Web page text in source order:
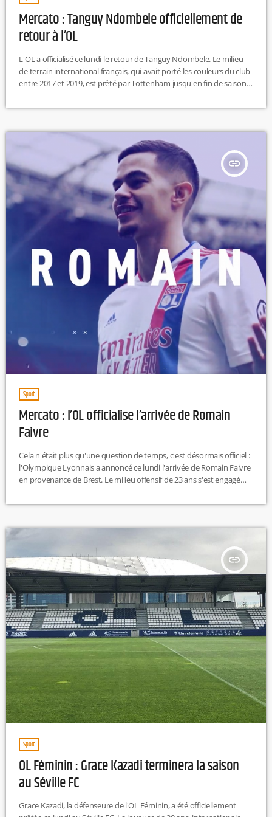
Mercato : Tanguy Ndombele officiellement de
retour à l’OL
L'OL a officialisé ce lundi le retour de Tanguy Ndombele. Le milieu
de terrain international français, qui avait porté les couleurs du club
entre 2017 et 2019, est prêté par Tottenham jusqu'en fin de saison
d'achat dont le montant n'a pas été dévoilé par le club. Le joueur de
insert_link
Sport
Mercato : l’OL officialise l’arrivée de Romain
Faivre
Cela n'était plus qu'une question de temps, c'est désormais officiel :
l'Olympique Lyonnais a annoncé ce lundi l'arrivée de Romain Faivre
en provenance de Brest. Le milieu offensif de 23 ans s'est engagé
montant du transfert s'élève quant à lui à 15 millions d'euros,
intéressement de 15 % […]
insert_link
Sport
OL Féminin : Grace Kazadi terminera la saison
au Séville FC
Grace Kazadi, la défenseure de l'OL Féminin, a été officiellement